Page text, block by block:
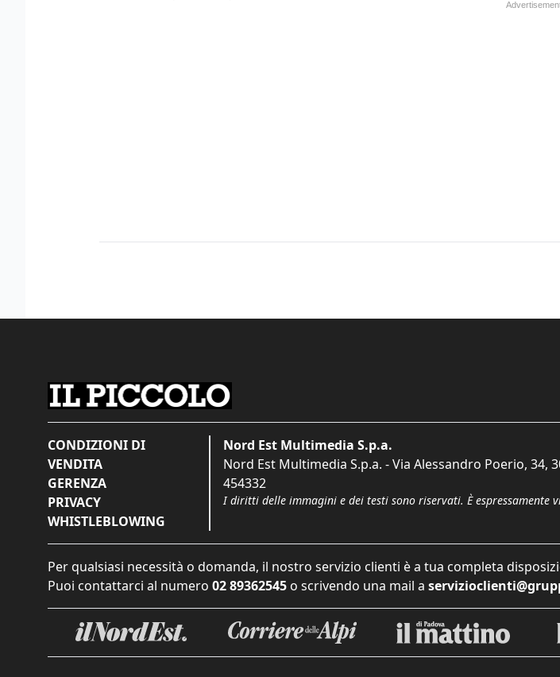
CONDIZIONI DI
VENDITA
GERENZA
PRIVACY
WHISTLEBLOWING
Nord Est Multimedia S.p.a.
Nord Est Multimedia S.p.a. - Via Alessandro Poerio, 34,
454332
I diritti delle immagini e dei testi sono riservati. È
Per qualsiasi necessità o domanda, il nostro servizio clienti è a tua completa
Puoi contattarci al numero 02 89362545 o scrivendo una mail a